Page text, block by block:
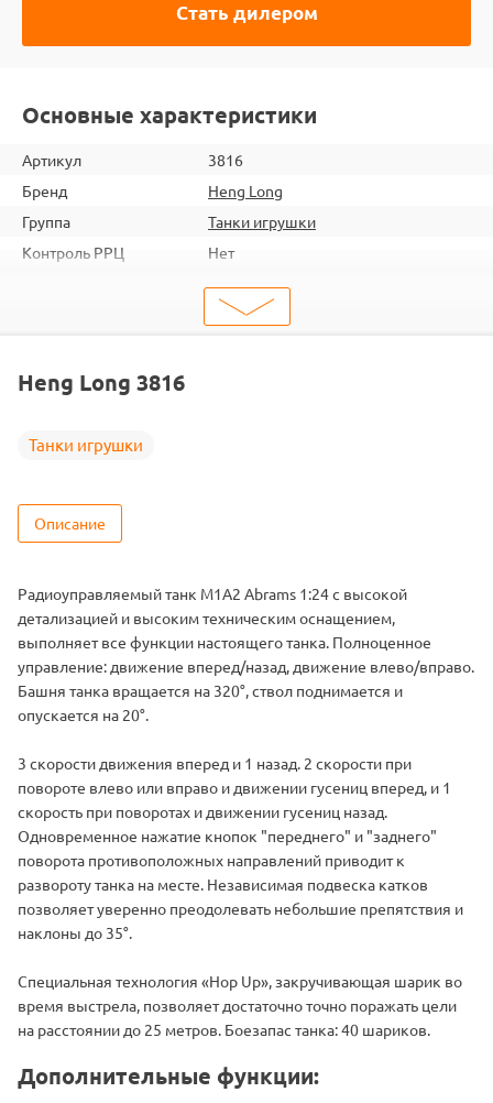
Стать дилером
Основные характеристики
Артикул
3816
Бренд
Heng Long
Группа
Танки игрушки
Контроль РРЦ
Нет
9
0.217
Тип
Масштаб
Heng Long 3816
Танки игрушки
Описание
Радиоуправляемый танк M1A2 Abrams 1:24 с высокой
детализацией и высоким техническим оснащением,
выполняет все функции настоящего танка. Полноценное
управление: движение вперед/назад, движение влево/вправо.
Башня танка вращается на 320°, ствол поднимается и
опускается на 20°.
3 скорости движения вперед и 1 назад. 2 скорости при
повороте влево или вправо и движении гусениц вперед, и 1
скорость при поворотах и движении гусениц назад.
Одновременное нажатие кнопок "переднего" и "заднего"
поворота противоположных направлений приводит к
развороту танка на месте. Независимая подвеска катков
позволяет уверенно преодолевать небольшие препятствия и
наклоны до 35°.
Специальная технология «Hop Up», закручивающая шарик во
время выстрела, позволяет достаточно точно поражать цели
на расстоянии до 25 метров. Боезапас танка: 40 шариков.
Дополнительные функции: